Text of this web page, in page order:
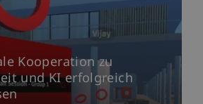
Kooperation zu
und KI erfolgreich